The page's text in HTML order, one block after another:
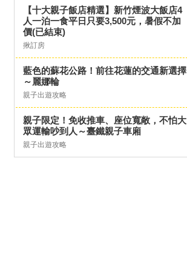
【十大親子飯店精選】新竹煙波大飯店4
人一泊一食平日只要3,500元，暑假不加
價(已結束)
揪訂房
藍色的蘇花公路！前往花蓮的交通新選擇
～麗娜輪
親子出遊攻略
親子限定！免收推車、座位寬敞，不怕大
眾運輸吵到人～臺鐵親子車廂
親子出遊攻略